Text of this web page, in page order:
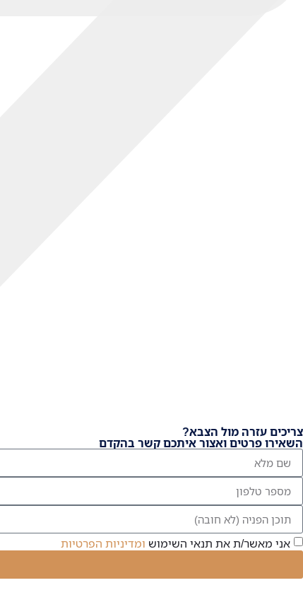
צריכים עזרה מול הצבא?
השאירו פרטים ואצור איתכם קשר בהקדם
אני מאשר/ת את תנאי השימוש ומדיניות הפרטיות